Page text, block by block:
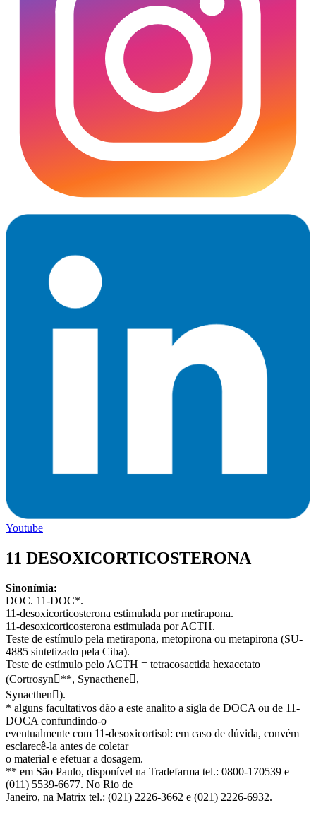
Youtube
11 DESOXICORTICOSTERONA
Sinonímia:
DOC. 11-DOC*.
11-desoxicorticosterona estimulada por metirapona.
11-desoxicorticosterona estimulada por ACTH.
Teste de estímulo pela metirapona, metopirona ou metapirona (SU-
4885 sintetizado pela Ciba).
Teste de estímulo pelo ACTH = tetracosactida hexacetato
(Cortrosyn**, Synacthene,
Synacthen).
* alguns facultativos dão a este analito a sigla de DOCA ou de 11-
DOCA confundindo-o
eventualmente com 11-desoxicortisol: em caso de dúvida, convém
esclarecê-la antes de coletar
o material e efetuar a dosagem.
** em São Paulo, disponível na Tradefarma tel.: 0800-170539 e
(011) 5539-6677. No Rio de
Janeiro, na Matrix tel.: (021) 2226-3662 e (021) 2226-6932.